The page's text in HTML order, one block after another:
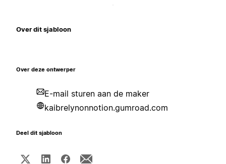
Over dit sjabloon
Over deze ontwerper
E-mail sturen aan de maker
kaibrelynonnotion.gumroad.com
Deel dit sjabloon